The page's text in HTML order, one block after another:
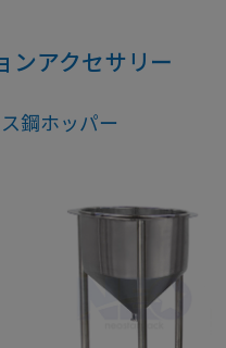
ンアクセサリー
鋼ホッパー